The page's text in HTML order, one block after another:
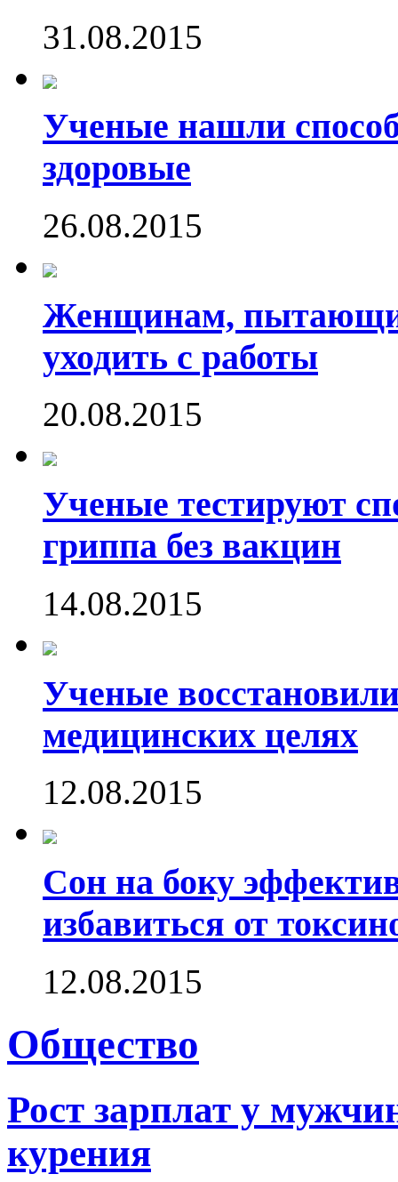
31.08.2015
Ученые нашли
здоровые
26.08.2015
Женщинам,
уходить с работы
20.08.2015
Ученые тестируют
гриппа без вакцин
14.08.2015
Ученые
медицинских целях
12.08.2015
Сон на боку
избавиться от
12.08.2015
Общество
Рост зарплат у
курения